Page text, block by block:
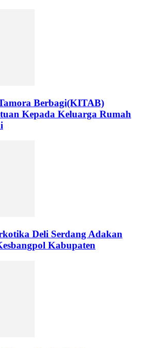
Berbagi(KITAB)
Kepada Keluarga Rumah
Deli Serdang Adakan
Kabupaten